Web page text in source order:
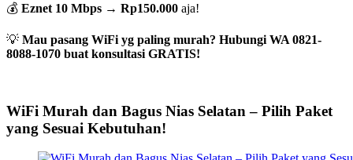
💰 Eznet 10 Mbps → Rp150.000 aja!
💡 Mau pasang WiFi yg paling murah? Hubungi WA 0821-
8088-1070 buat konsultasi GRATIS!
WiFi Murah dan Bagus Nias Selatan – Pilih Paket
yang Sesuai Kebutuhan!